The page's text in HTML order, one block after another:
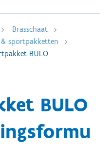
Brasschaat
sportpakketten
BULO
BULO